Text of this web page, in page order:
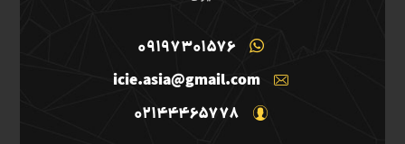
09197301576
icie.asia@gmail.com
02144465778